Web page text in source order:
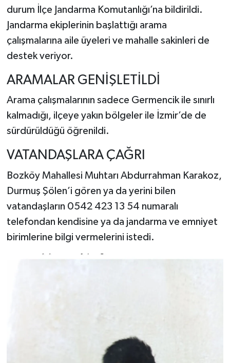
durum İlçe Jandarma Komutanlığı’na bildirildi.
Jandarma ekiplerinin başlattığı arama
çalışmalarına aile üyeleri ve mahalle sakinleri de
destek veriyor.
ARAMALAR GENİŞLETİLDİ
Arama çalışmalarının sadece Germencik ile sınırlı
kalmadığı, ilçeye yakın bölgeler ile İzmir’de de
sürdürüldüğü öğrenildi.
VATANDAŞLARA ÇAĞRI
Bozköy Mahallesi Muhtarı Abdurrahman Karakoz,
Durmuş Şölen’i gören ya da yerini bilen
vatandaşların 0542 423 13 54 numaralı
telefondan kendisine ya da jandarma ve emniyet
birimlerine bilgi vermelerini istedi.